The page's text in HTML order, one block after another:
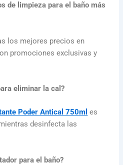
de limpieza para el baño más
los mejores precios en
promociones exclusivas y
eliminar la cal?
Poder Antical 750ml es
desinfecta las
para el baño?